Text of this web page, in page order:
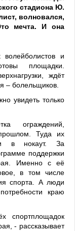
стадиона Ю.
волновался,
мечта. И она
и
площадки.
ждёт
– болельщиков.
увидеть только
ограждений,
Туда их
в нокаут. За
поддержки
Именно с её
в том числе
спорта. А люди
краю
спортплощадок
- рассказывает